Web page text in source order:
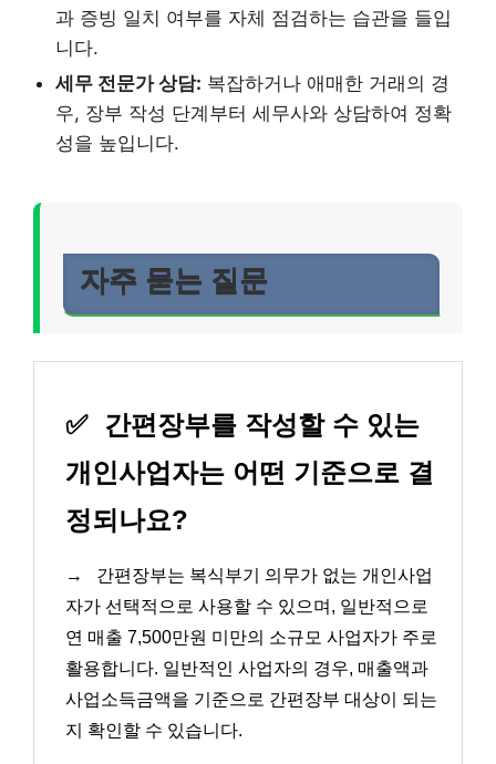
과 증빙 일치 여부를 자체 점검하는 습관을 들입
니다.
세무 전문가 상담: 복잡하거나 애매한 거래의 경
우, 장부 작성 단계부터 세무사와 상담하여 정확
성을 높입니다.
자주 묻는 질문
✅
간편장부를 작성할 수 있는
개인사업자는 어떤 기준으로 결
정되나요?
→
간편장부는 복식부기 의무가 없는 개인사업
자가 선택적으로 사용할 수 있으며, 일반적으로
연 매출 7,500만원 미만의 소규모 사업자가 주로
활용합니다. 일반적인 사업자의 경우, 매출액과
사업소득금액을 기준으로 간편장부 대상이 되는
지 확인할 수 있습니다.